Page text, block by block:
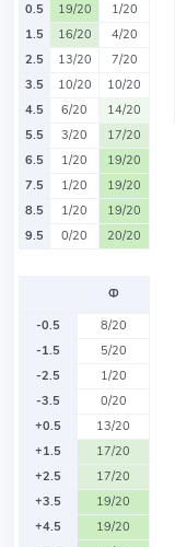
0.5
19/20
1/20
1.5
16/20
4/20
2.5
13/20
7/20
3.5
10/20
10/20
4.5
6/20
14/20
5.5
3/20
17/20
6.5
1/20
19/20
7.5
1/20
19/20
8.5
1/20
19/20
9.5
0/20 20/20
Ф
-0.5
8/20
-1.5
5/20
-2.5
1/20
-3.5
0/20
+0.5
13/20
+1.5
17/20
+2.5
17/20
+3.5
19/20
+4.5
19/20